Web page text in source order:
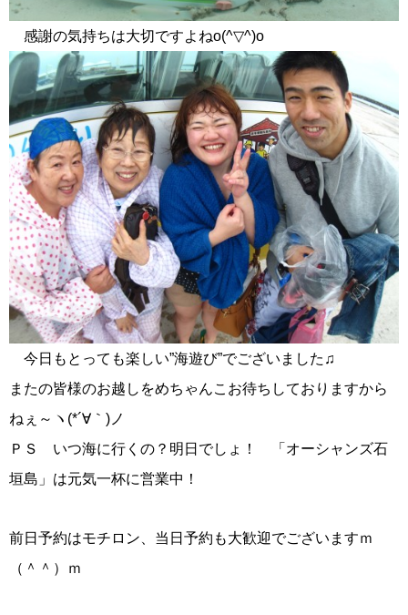
感謝の気持ちは大切ですよねo(^▽^)o
今日もとっても楽しい”海遊び”でございました♫
またの皆様のお越しをめちゃんこお待ちしておりますから
ねぇ～ヽ(*´∀｀)ノ
ＰＳ いつ海に行くの？明日でしょ！ 「オーシャンズ石
垣島」は元気一杯に営業中！
前日予約はモチロン、当日予約も大歓迎でございますｍ
（＾＾）ｍ